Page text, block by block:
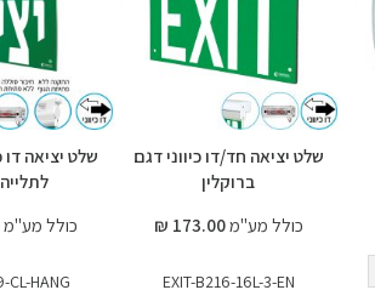
שלט יציאה חד/דו כיווני דגם
ברוקלין
כולל מע"מ173.00 ₪
EXIT-B216-16L-3-EN
שלט יציאה דו
כולל מע"מ274.00 ₪
CL-HANG